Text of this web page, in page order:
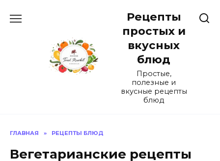
Рецепты
простых и
вкусных
блюд
Простые,
полезные и
вкусные рецепты
блюд
ГЛАВНАЯ » РЕЦЕПТЫ БЛЮД
Вегетарианские рецепты